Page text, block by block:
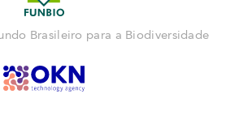
Brasileiro para a Biodiversidade